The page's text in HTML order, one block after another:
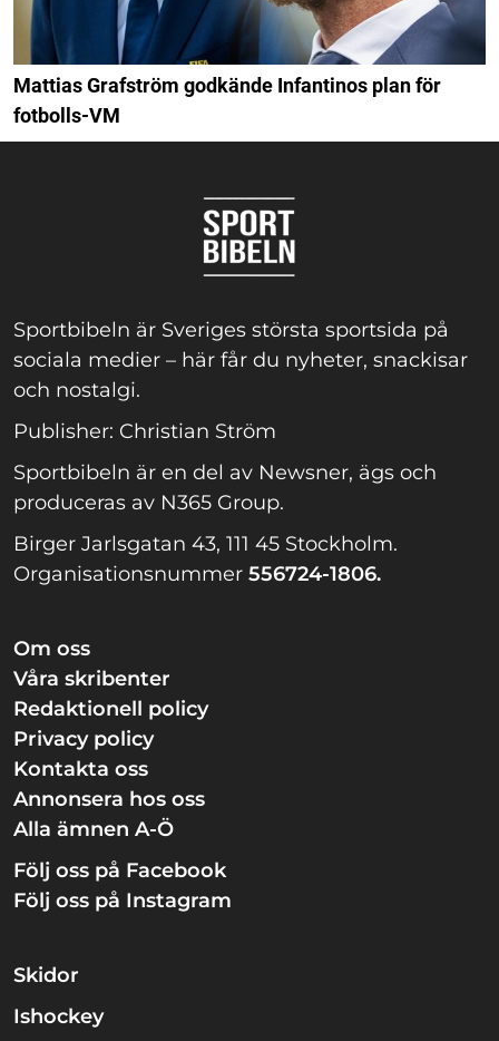
Mattias Grafström godkände Infantinos plan för
fotbolls-VM
Sportbibeln är Sveriges största sportsida på
sociala medier – här får du nyheter, snackisar
och nostalgi.
Publisher: Christian Ström
Sportbibeln är en del av Newsner, ägs och
produceras av N365 Group.
Birger Jarlsgatan 43, 111 45 Stockholm.
Organisationsnummer 556724-1806.
Om oss
Våra skribenter
Redaktionell policy
Privacy policy
Kontakta oss
Annonsera hos oss
Alla ämnen A-Ö
Följ oss på Facebook
Följ oss på Instagram
Skidor
Ishockey